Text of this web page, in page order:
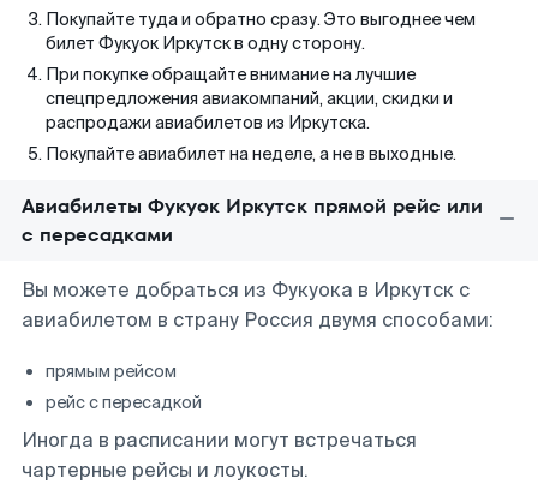
Покупайте туда и обратно сразу. Это выгоднее чем
билет Фукуок Иркутск в одну сторону.
При покупке обращайте внимание на лучшие
спецпредложения авиакомпаний, акции, скидки и
распродажи авиабилетов из Иркутска.
Покупайте авиабилет на неделе, а не в выходные.
Авиабилеты Фукуок Иркутск прямой рейс или
с пересадками
Вы можете добраться из Фукуока в Иркутск с
авиабилетом в страну Россия двумя способами:
прямым рейсом
рейс с пересадкой
Иногда в расписании могут встречаться
чартерные рейсы и лоукосты.